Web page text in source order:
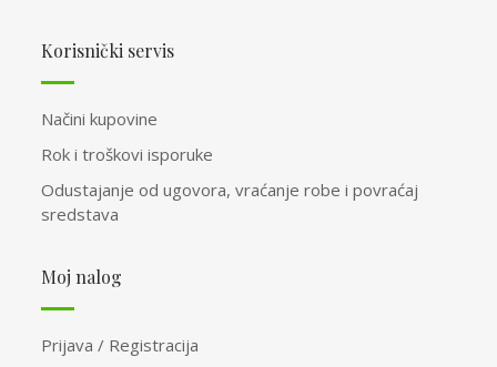
Korisnički servis
Načini kupovine
Rok i troškovi isporuke
Odustajanje od ugovora, vraćanje robe i povraćaj
sredstava
Moj nalog
Prijava / Registracija